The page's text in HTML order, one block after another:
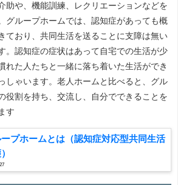
助や、機能訓練、レクリエーションなどを
グループホームでは、認知症があっても概
ており、共同生活を送ることに支障は無い
。認知症の症状はあって自宅での生活が少
れた人たちと一緒に落ち着いた生活ができ
しゃいます。老人ホームと比べると、グル
役割を持ち、交流し、自分でできることを
す
ープホームとは（認知症対応型共同生活